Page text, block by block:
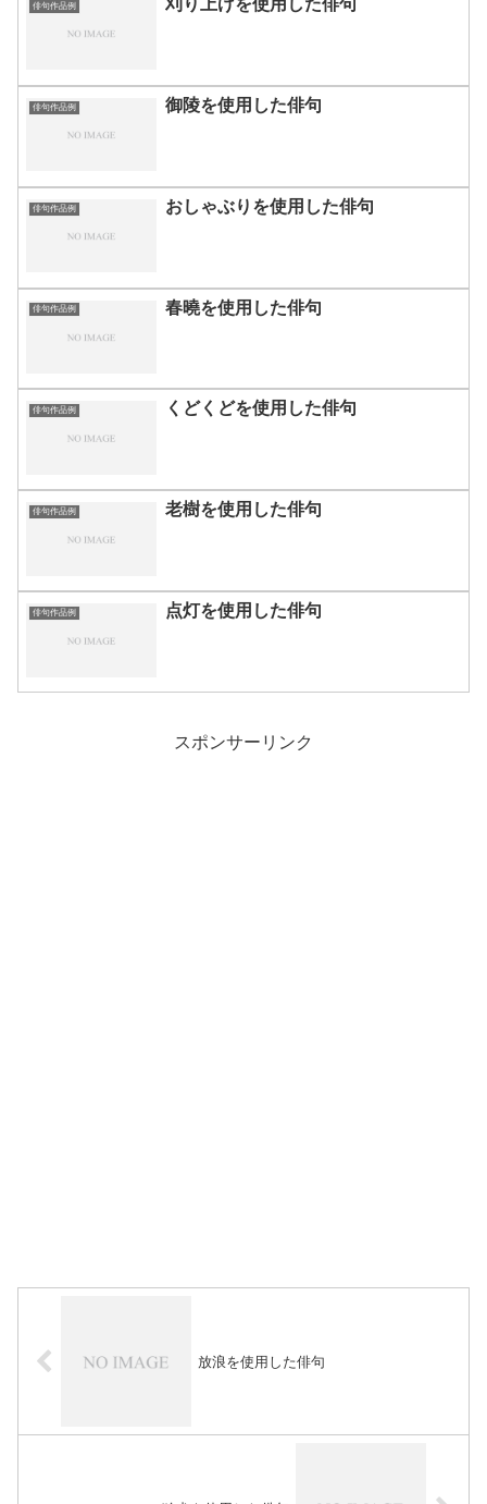
俳句作品例
俳句作品例 御陵を使用した俳句
俳句作品例 おしゃぶりを使用した俳句
俳句作品例 春曉を使用した俳句
俳句作品例 くどくどを使用した俳句
俳句作品例 老樹を使用した俳句
俳句作品例 点灯を使用した俳句
スポンサーリンク
放浪を使用した俳句